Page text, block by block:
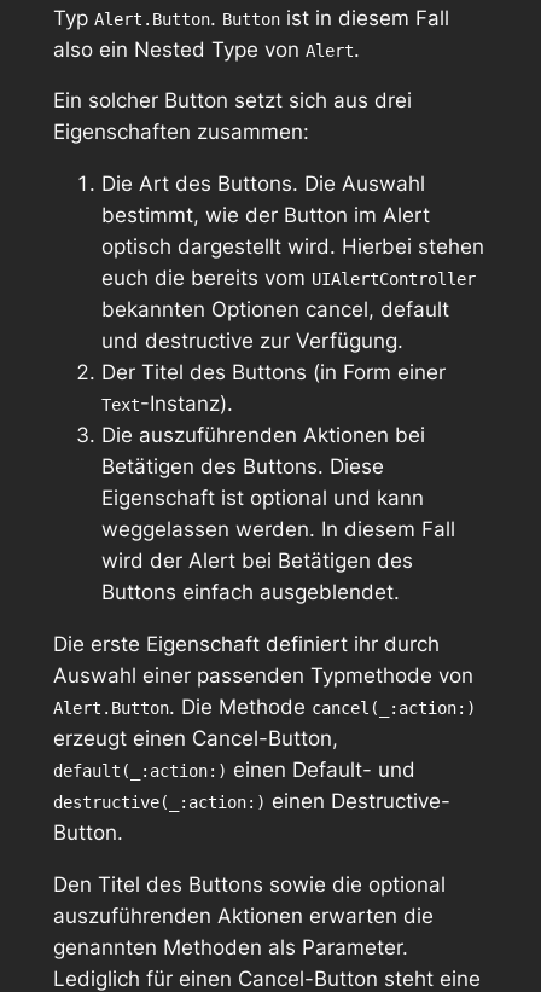
Typ Alert.Button. Buttonist in diesem Fall
also ein Nested Type von Alert.
Ein solcher Button setzt sich aus drei
Eigenschaften zusammen:
Die Art des Buttons. Die Auswahl
bestimmt, wie der Button im Alert
optisch dargestellt wird. Hierbei stehen
euch die bereits vom UIAlertController
bekannten Optionen cancel, default
und destructive zur Verfügung.
Der Titel des Buttons (in Form einer
Text-Instanz).
Die auszuführenden Aktionen bei
Betätigen des Buttons. Diese
Eigenschaft ist optional und kann
weggelassen werden. In diesem Fall
wird der Alert bei Betätigen des
Buttons einfach ausgeblendet.
Die erste Eigenschaft definiert ihr durch
Auswahl einer passenden Typmethode von
Alert.Button. Die Methode cancel(_:action:)
erzeugt einen Cancel-Button,
default(_:action:) einen Default- und
destructive(_:action:) einen Destructive-
Button.
Den Titel des Buttons sowie die optional
auszuführenden Aktionen erwarten die
genannten Methoden als Parameter.
Lediglich für einen Cancel-Button steht eine